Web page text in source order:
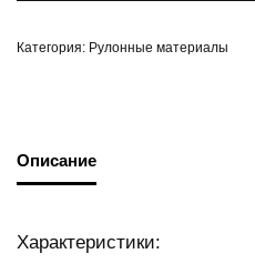
Категория: Рулонные материалы
Описание
Характеристики: